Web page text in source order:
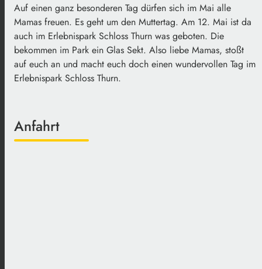
Auf einen ganz besonderen Tag dürfen sich im Mai alle
Mamas freuen. Es geht um den Muttertag. Am 12. Mai ist da
auch im Erlebnispark Schloss Thurn was geboten. Die
bekommen im Park ein Glas Sekt. Also liebe Mamas, stoßt
auf euch an und macht euch doch einen wundervollen Tag im
Erlebnispark Schloss Thurn.
Anfahrt